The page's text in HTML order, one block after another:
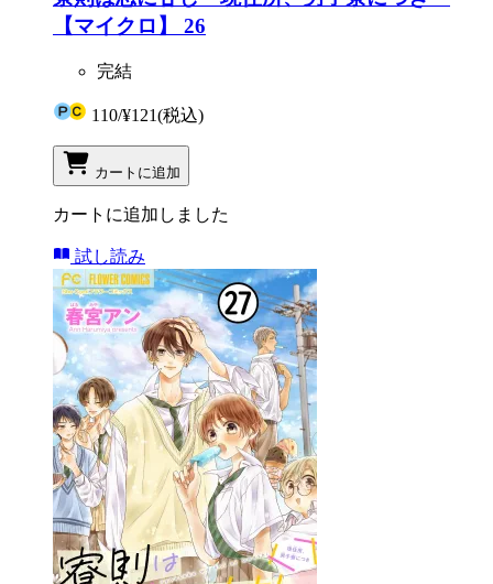
【マイクロ】 26
完結
110/¥121(税込)
カートに追加
カートに追加しました
試し読み